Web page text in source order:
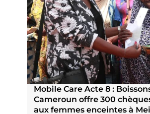
Mobile Care Acte 8 :
Cameroun offre 300
aux femmes enceintes à